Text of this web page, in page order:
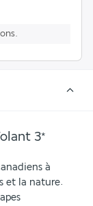
3*
à
et la nature.